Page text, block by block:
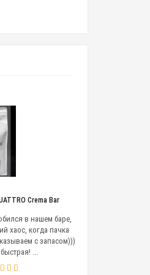
Crema Bar
в нашем баре,
хаос, когда пачка
с запасом)))
...